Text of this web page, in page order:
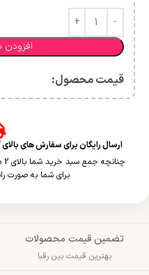
افزودن
قیمت محصول:​
ارسال رایگان برای سفارش های بالای 2 میلیون و 500 هزار تومان(غیر حجمی)
برای شما به صورت
تضمین قیمت محصولات
بهترین قیمت بین رقبا